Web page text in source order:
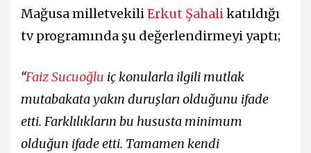
Mağusa milletvekiliErkut Şahalikatıldığı
tv programında şu değerlendirmeyi yaptı;
“Faiz Sucuoğlu iç konularla ilgili mutlak
mutabakata yakın duruşları olduğunu ifade
etti. Farklılıkların bu hususta minimum
olduğun ifade etti. Tamamen kendi